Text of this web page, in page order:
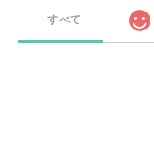
すべて